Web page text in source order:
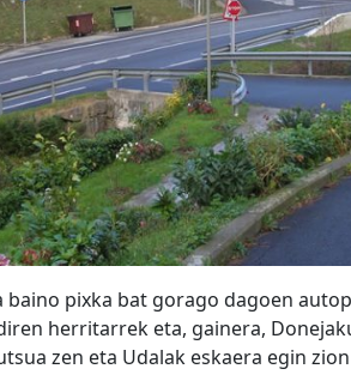
baino pixka bat gorago dagoen
herritarrek eta, gainera,
zen eta Udalak eskaera egin